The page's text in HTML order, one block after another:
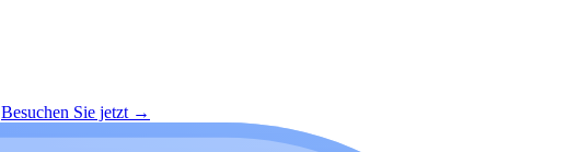
Besuchen Sie jetzt →